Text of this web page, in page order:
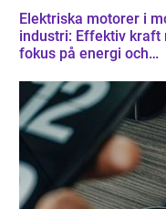
Elektriska motorer i
industri: Effektiv kraft
fokus på energi och